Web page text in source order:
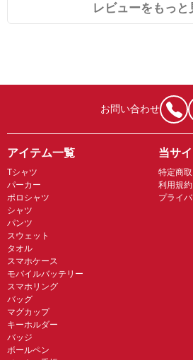
レビューをもっと
お問い合わせ
アイテム一覧
Tシャツ
パーカー
ポロシャツ
シャツ
パンツ
スウェット
タオル
スマホケース
モバイルバッテリー
スマホリング
バッグ
マグカップ
キーホルダー
バッジ
ボールペン
当サ
特定商
利用規約
プライ